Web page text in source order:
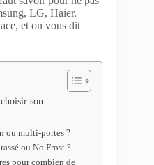
LG, Haier,
et on vous dit
son
ou multi-portes ?
ou No Frost ?
pour combien de